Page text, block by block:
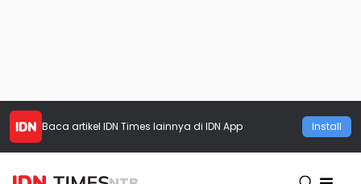
Baca artikel IDN Times lainnya di IDN App Install